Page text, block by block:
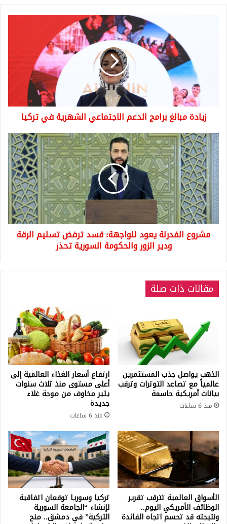
الاجتماعي
الشهرية
زيادة مبالغ برامج الدعم الاجتماعي الشهرية في تركيا
مشروع
الفدرلة
يعود
للواجهة:
قسد
ترفض
تسليم
الرقة
ودير
الزور
والحكومة
تحذر
مشروع الفدرلة يعود للواجهة: قسد ترفض تسليم الرقة
ودير الزور والحكومة السورية تحذر
مقالات ذات صلة
الذهب يواصل جذب المستثمرين
عالمياً مع تصاعد التوترات وترقب
بيانات أمريكية حاسمة
منذ 6 ساعات
ارتفاع أسعار الغذاء العالمية إلى
أعلى مستوى منذ ثلاث سنوات
يثير مخاوف من موجة غلاء
جديدة
منذ 6 ساعات
الأسواق العالمية تترقب تقرير
الوظائف الأمريكي اليوم..
ونتيجته قد تحسم اتجاه الفائدة
تركيا وسوريا توقعان اتفاقية
لإنشاء “الجامعة السورية
التركية” في دمشق.. منح